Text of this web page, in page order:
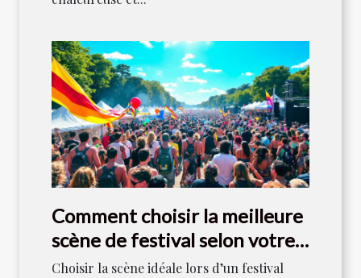
Comment choisir la meilleure
scène de festival selon votre
style musical ?
Choisir la scène idéale lors d’un festival